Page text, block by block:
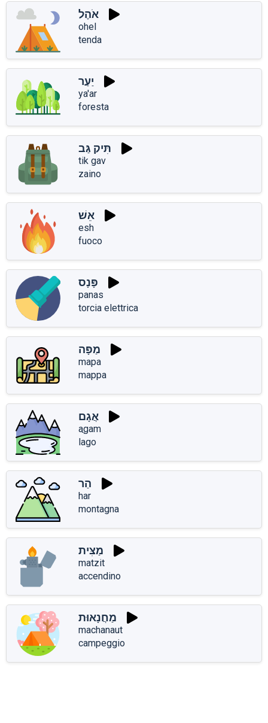
אֹהֶל
ohel
tenda
יַעַר
ya'ar
foresta
תִּיק גַּב
tik gav
zaino
אֵשׁ
esh
fuoco
פָּנָס
panas
torcia elettrica
מַפָּה
mapa
mappa
אֲגָם
aֲgam
lago
הַר
har
montagna
מַצִּית
matzit
accendino
מַחֲנָאוּת
machanaut
campeggio